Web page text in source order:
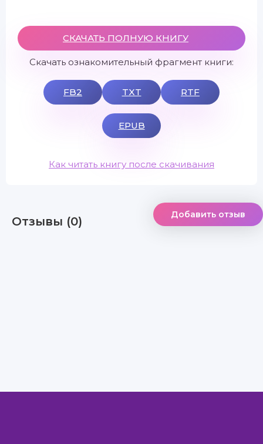
СКАЧАТЬ ПОЛНУЮ КНИГУ
Скачать ознакомительный фрагмент книги:
FB2 TXT RTF
EPUB
Как читать книгу после скачивания
Отзывы (0) Добавить отзыв